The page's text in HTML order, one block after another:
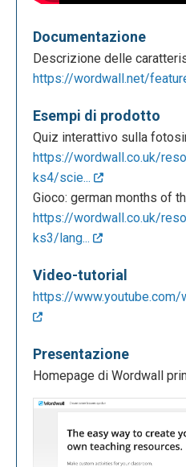
Documentazione
Descrizione delle
https://wordwall.net/
Esempi di prodotto
Quiz interattivo sulla
https://wordwall.co.uk/
ks4/scie...
Gioco: german months of
https://wordwall.co.uk/
ks3/lang...
Video-tutorial
https://www.youtube.com/
Presentazione
Homepage di Wordwall